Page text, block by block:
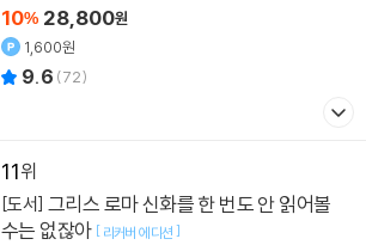
10% 28,800원
1,600원
9.6 (72)
11
[도서]
수는 없잖아 [ 리커버 에디션 ]